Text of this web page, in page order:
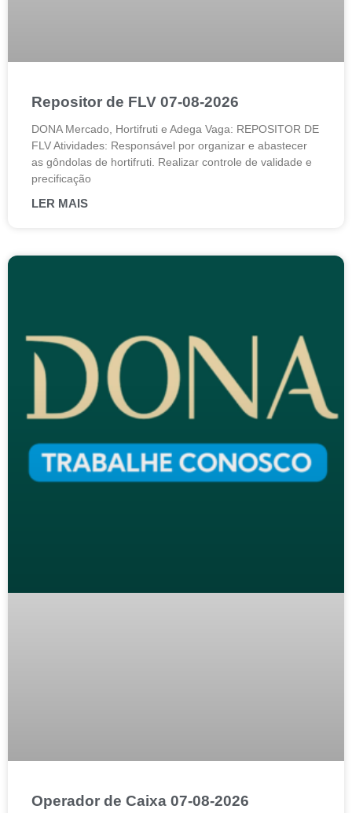
Repositor de FLV 07-08-2026
DONA Mercado, Hortifruti e Adega Vaga: REPOSITOR DE
FLV Atividades: Responsável por organizar e abastecer
as gôndolas de hortifruti. Realizar controle de validade e
precificação
LER MAIS
Operador de Caixa 07-08-2026